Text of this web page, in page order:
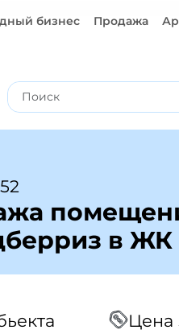
бизнес Продажа
в ЖК
Цена